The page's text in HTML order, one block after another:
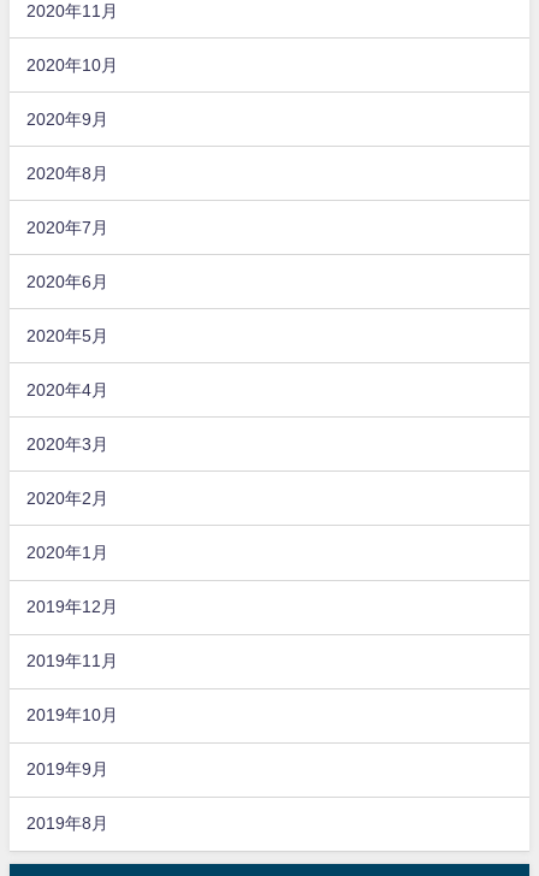
2020年11月
2020年10月
2020年9月
2020年8月
2020年7月
2020年6月
2020年5月
2020年4月
2020年3月
2020年2月
2020年1月
2019年12月
2019年11月
2019年10月
2019年9月
2019年8月